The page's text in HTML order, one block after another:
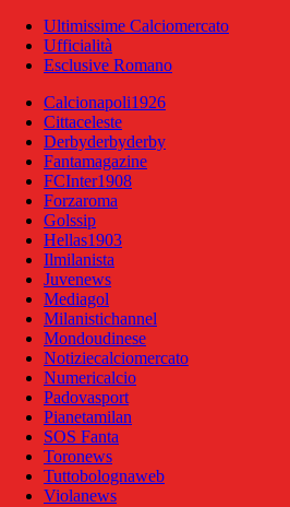
Ultimissime Calciomercato
Ufficialità
Esclusive Romano
Calcionapoli1926
Cittaceleste
Derbyderbyderby
Fantamagazine
FCInter1908
Forzaroma
Golssip
Hellas1903
Ilmilanista
Juvenews
Mediagol
Milanistichannel
Mondoudinese
Notiziecalciomercato
Numericalcio
Padovasport
Pianetamilan
SOS Fanta
Toronews
Tuttobolognaweb
Violanews